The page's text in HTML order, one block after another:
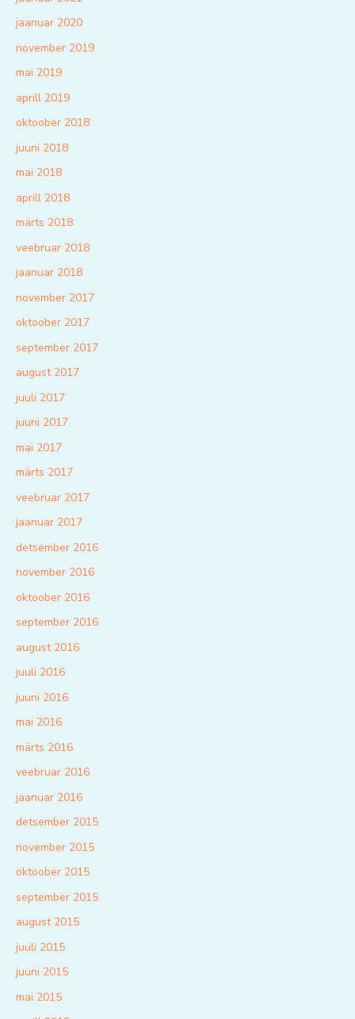
jaanuar 2020
november 2019
mai 2019
aprill 2019
oktoober 2018
juuni 2018
mai 2018
aprill 2018
märts 2018
veebruar 2018
jaanuar 2018
november 2017
oktoober 2017
september 2017
august 2017
juuli 2017
juuni 2017
mai 2017
märts 2017
veebruar 2017
jaanuar 2017
detsember 2016
november 2016
oktoober 2016
september 2016
august 2016
juuli 2016
juuni 2016
mai 2016
märts 2016
veebruar 2016
jaanuar 2016
detsember 2015
november 2015
oktoober 2015
september 2015
august 2015
juuli 2015
juuni 2015
mai 2015